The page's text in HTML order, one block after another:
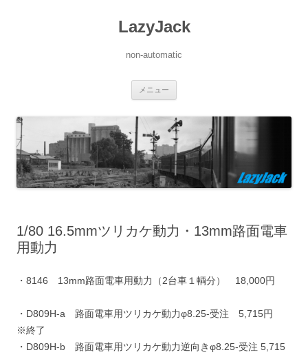
LazyJack
non-automatic
メニュー
ツ
へ
ス
キ
ッ
プ
1/80 16.5mmツリカケ動力・13mm路面電車
用動力
・8146 13mm路面電車用動力（2台車１輌分） 18,000円
・D809H-a 路面電車用ツリカケ動力φ8.25-受注 5,715円
※終了
・D809H-b 路面電車用ツリカケ動力逆向きφ8.25-受注 5,715